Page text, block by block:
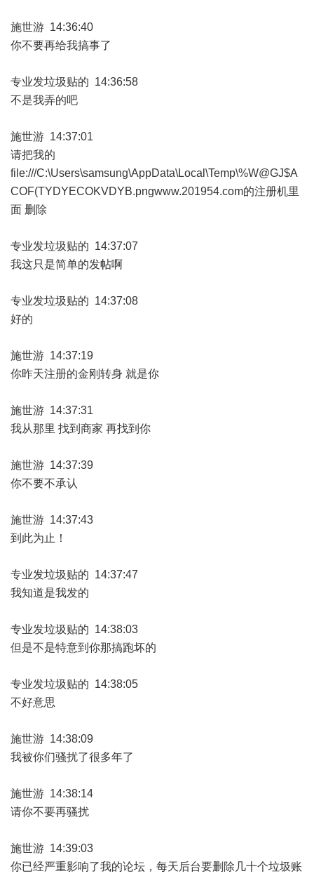
施世游 14:36:40
你不要再给我搞事了
专业发垃圾贴的 14:36:58
不是我弄的吧
施世游 14:37:01
请把我的
file:///C:\Users\samsung\AppData\Local\Temp\%W@GJ$A
COF(TYDYECOKVDYB.pngwww.201954.com的注册机里
面 删除
专业发垃圾贴的 14:37:07
我这只是简单的发帖啊
专业发垃圾贴的 14:37:08
好的
施世游 14:37:19
你昨天注册的金刚转身 就是你
施世游 14:37:31
我从那里 找到商家 再找到你
施世游 14:37:39
你不要不承认
施世游 14:37:43
到此为止！
专业发垃圾贴的 14:37:47
我知道是我发的
专业发垃圾贴的 14:38:03
但是不是特意到你那搞跑坏的
专业发垃圾贴的 14:38:05
不好意思
施世游 14:38:09
我被你们骚扰了很多年了
施世游 14:38:14
请你不要再骚扰
施世游 14:39:03
你已经严重影响了我的论坛，每天后台要删除几十个垃圾账